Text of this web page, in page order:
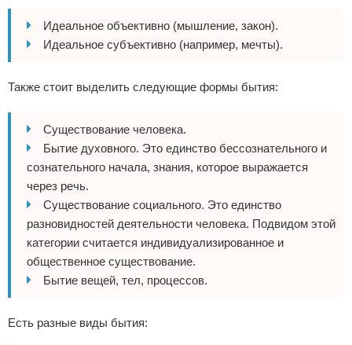
Идеальное объективно (мышление, закон).
Идеальное субъективно (например, мечты).
Также стоит выделить следующие формы бытия:
Существование человека.
Бытие духовного. Это единство бессознательного и
сознательного начала, знания, которое выражается
через речь.
Существование социального. Это единство
разновидностей деятельности человека. Подвидом этой
категории считается индивидуализированное и
общественное существование.
Бытие вещей, тел, процессов.
Есть разные виды бытия: